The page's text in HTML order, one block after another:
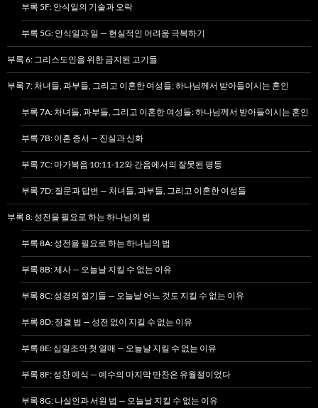
부록 5F: 안식일의 기술과 오락
부록 5G: 안식일과 일 — 현실적인 어려움 극복하기
부록 6: 그리스도인을 위한 금지된 고기들
부록 7: 처녀들, 과부들, 그리고 이혼한 여성들: 하나님께서 받아들이시는 혼인
부록 7A: 처녀들, 과부들, 그리고 이혼한 여성들: 하나님께서 받아들이시는 혼인
부록 7B: 이혼 증서 — 진실과 신화
부록 7C: 마가복음 10:11-12와 간음에서의 잘못된 평등
부록 7D: 질문과 답변 — 처녀들, 과부들, 그리고 이혼한 여성들
부록 8: 성전을 필요로 하는 하나님의 법
부록 8A: 성전을 필요로 하는 하나님의 법
부록 8B: 제사 — 오늘날 지킬 수 없는 이유
부록 8C: 성경의 절기들 — 오늘날 어느 것도 지킬 수 없는 이유
부록 8D: 정결 법 — 성전 없이 지킬 수 없는 이유
부록 8E: 십일조와 첫 열매 — 오늘날 지킬 수 없는 이유
부록 8F: 성찬 예식 — 예수의 마지막 만찬은 유월절이었다
부록 8G: 나실인과 서원 법 — 오늘날 지킬 수 없는 이유